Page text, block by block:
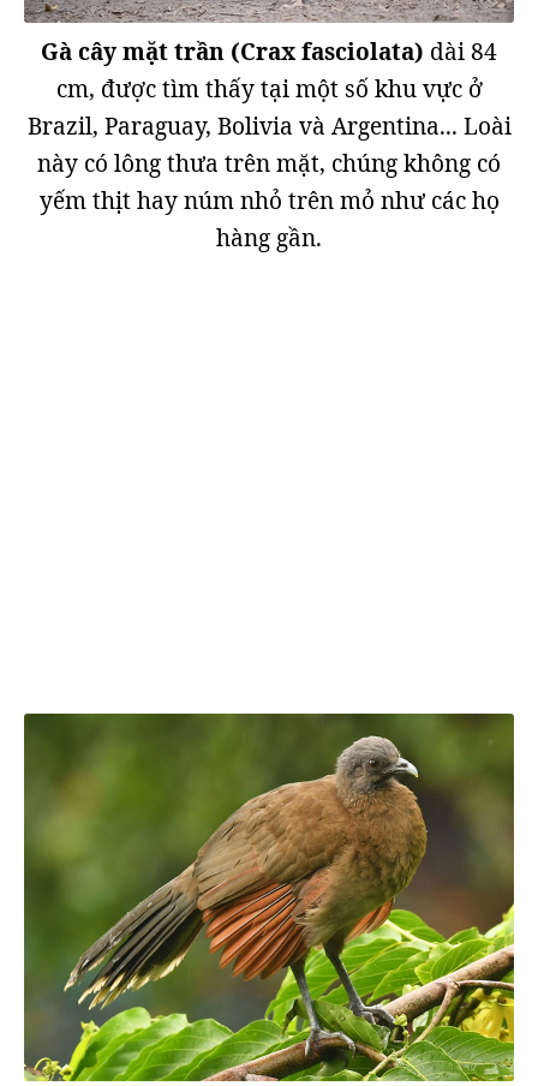
Gà cây mặt trần (Crax fasciolata) dài 84
cm, được tìm thấy tại một số khu vực ở
Brazil, Paraguay, Bolivia và Argentina... Loài
này có lông thưa trên mặt, chúng không có
yếm thịt hay núm nhỏ trên mỏ như các họ
hàng gần.